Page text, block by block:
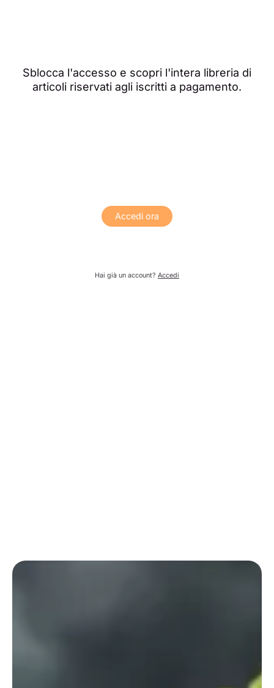
Sblocca l'accesso e scopri l'intera libreria di
articoli riservati agli iscritti a pagamento.
Accedi ora
Hai già un account? Accedi